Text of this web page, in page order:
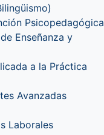
Psicopedagógica
Enseñanza y
a la Práctica
Avanzadas
Laborales